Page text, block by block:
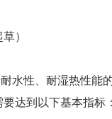
）
水性、耐湿热性能
达到以下基本指标：